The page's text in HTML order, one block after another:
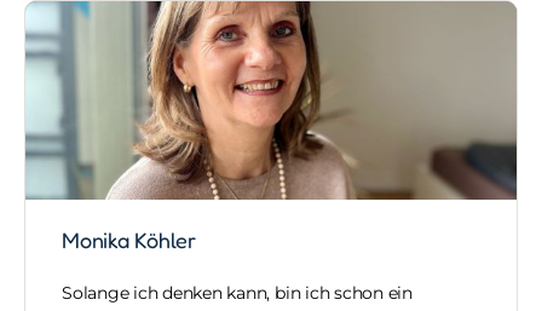
Monika Köhler
Solange ich denken kann, bin ich schon ein